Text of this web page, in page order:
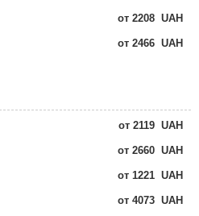
от 2208 UAH
от 2466 UAH
от 2119 UAH
от 2660 UAH
от 1221 UAH
от 4073 UAH